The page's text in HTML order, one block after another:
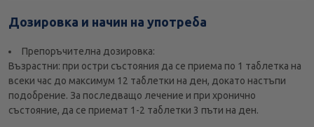
Дозировка и начин на употреба
Препоръчителна дозировка:
Възрастни: при остри състояния да се приема по 1 таблетка на
всеки час до максимум 12 таблетки на ден, докато настъпи
подобрение. За последващо лечение и при хронично
състояние, да се приемат 1-2 таблетки 3 пъти на ден.